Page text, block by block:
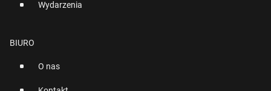
Wydarzenia
BIURO
O nas